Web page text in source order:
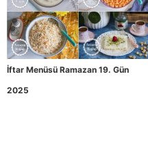
İftar Menüsü Ramazan 19. Gün
2025